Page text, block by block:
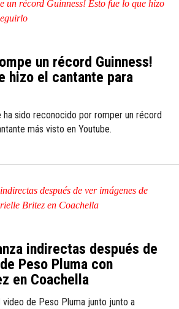
un récord Guinness!
hizo el cantante para
ha sido reconocido por romper un récord
más visto en Youtube.
indirectas después de
Peso Pluma con
en Coachella
video de Peso Pluma junto junto a